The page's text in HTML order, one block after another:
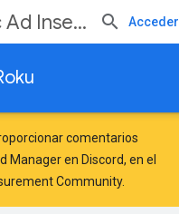
Insertion Acceder
comentarios
Manager en Discord, en el
Community.